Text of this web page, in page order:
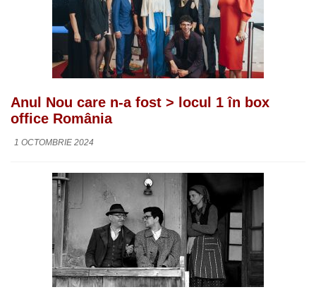
Anul Nou care n-a fost > locul 1 în box
office România
1 OCTOMBRIE 2024